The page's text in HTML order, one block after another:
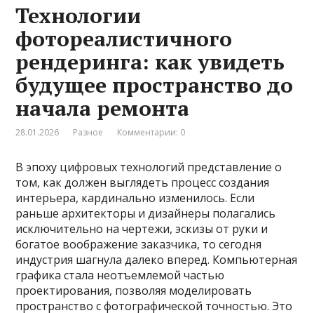
Технологии
фотореалистичного
рендеринга: как увидеть
будущее пространство до
начала ремонта
28.01.2026 Разное Комментарии: 0
В эпоху цифровых технологий представление о
том, как должен выглядеть процесс создания
интерьера, кардинально изменилось. Если
раньше архитекторы и дизайнеры полагались
исключительно на чертежи, эскизы от руки и
богатое воображение заказчика, то сегодня
индустрия шагнула далеко вперед. Компьютерная
графика стала неотъемлемой частью
проектирования, позволяя моделировать
пространство с фотографической точностью. Это